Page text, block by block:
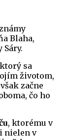
Blaha,
sa
životom,
začne
čo ho
, ktorému v
nielen v